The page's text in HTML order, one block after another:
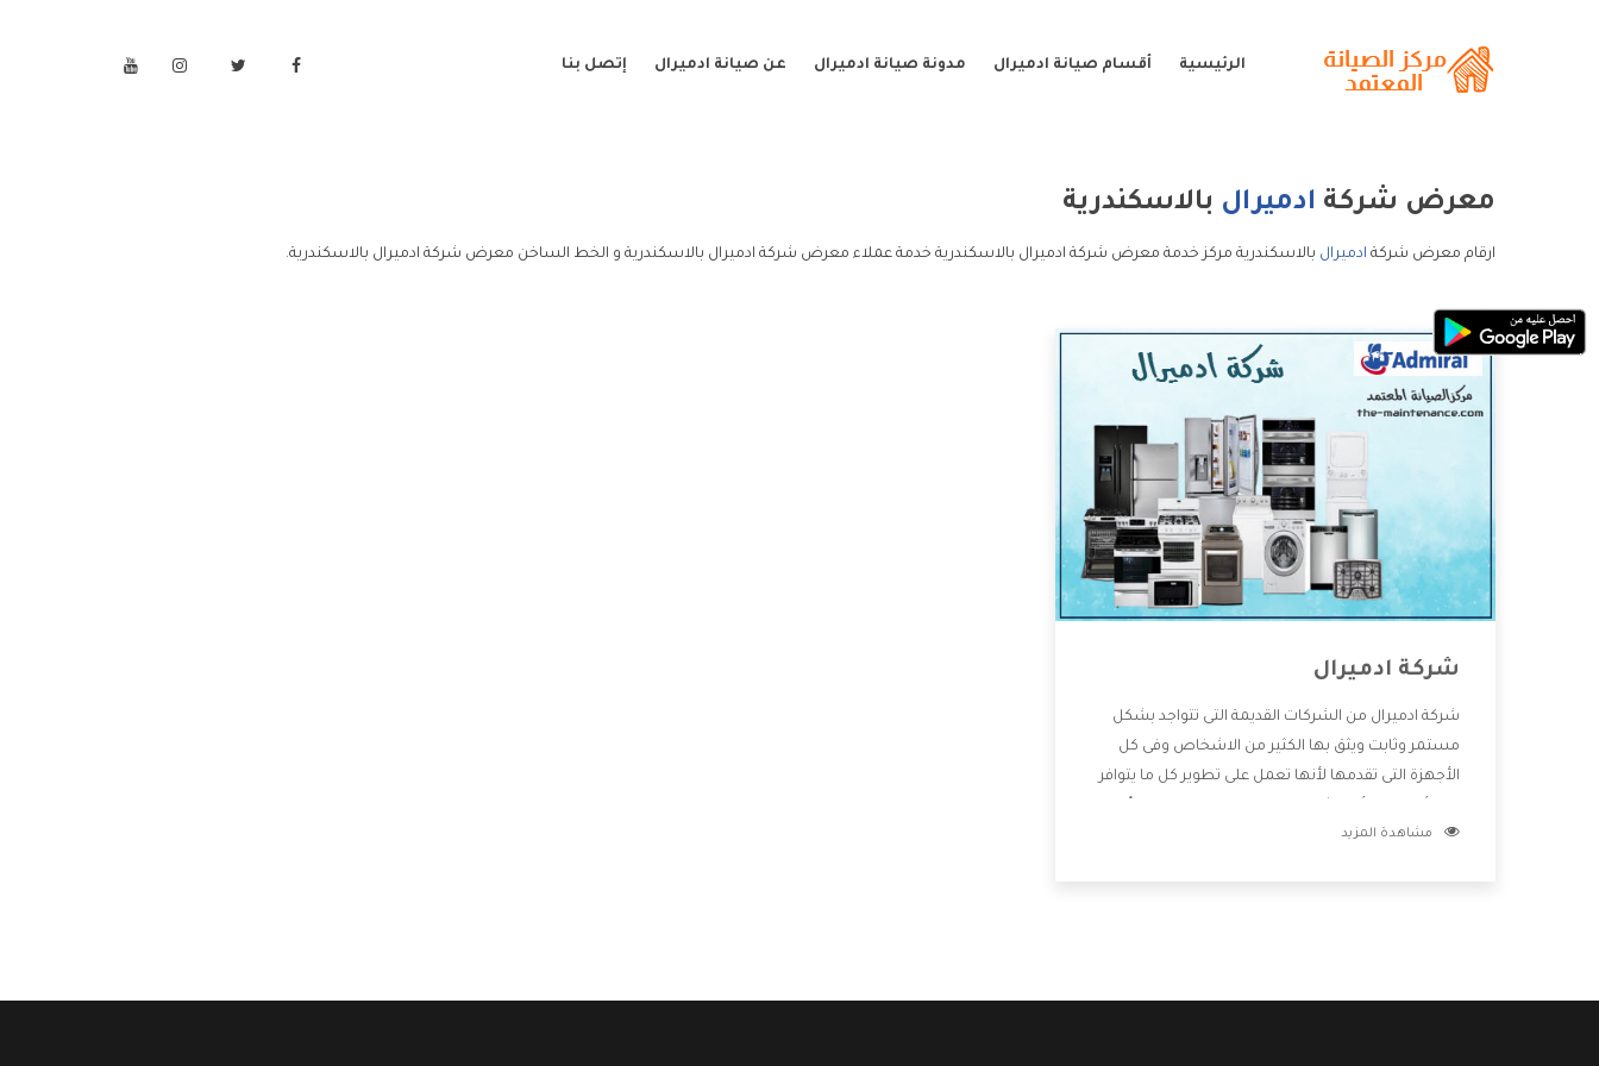
الرئيسية أقسام صيانة ادميرال مدونة صيانة ادميرال عن صيانة ادميرال إتصل بنا
معرض شركة ادميرال بالاسكندرية
ارقام معرض شركة ادميرال بالاسكندرية مركز خدمة معرض شركة ادميرال بالاسكندرية خدمة عملاء معرض شركة ادميرال بالاسكندرية و الخط الساخن معرض شركة ادميرال بالاسكندرية.
شركة ادميرال
شركة ادميرال من الشركات القديمة التى تتواجد بشكل
مستمر وثابت ويثق بها الكثير من الاشخاص وفى كل
الأجهزة التى تقدمها لأنها تعمل على تطوير كل ما يتوافر
خدمات ما بعد البيع مع المنتجات وتقدم للعملاء أقوى
مشاهدة المزيد